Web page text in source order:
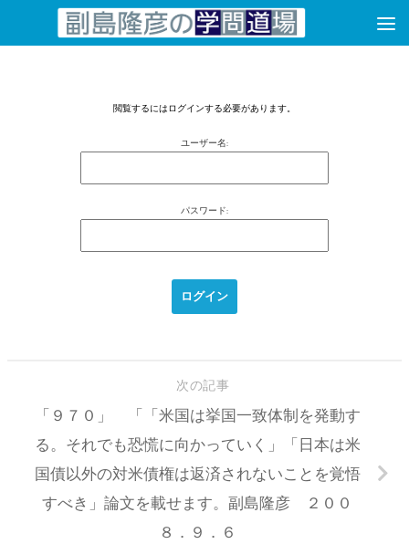
コンテンツへスキップ
閲覧するにはログインする必要があります。
ユーザー名:
パスワード:
次の記事
「９７０」 「「米国は挙国一致体制を発動す
る。それでも恐慌に向かっていく」「日本は米
国債以外の対米債権は返済されないことを覚悟
すべき」論文を載せます。副島隆彦 ２００
８．９．６